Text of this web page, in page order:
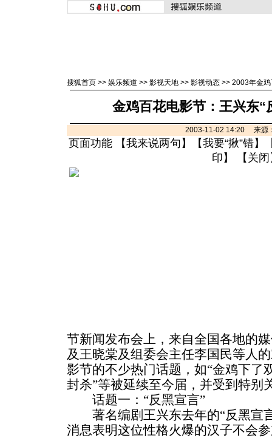
搜狐首页 >> 娱乐频道 >> 影视天地 >> 影视动态 >> 2003年金
金鸡百花电影节：王兴东“
2003-11-02 14:20 来源
页面功能 【我来说两句 】【我要“揪”错】
印 】 【 关闭
节新闻发布会上，来自全国各地的
及王晓棠及组委会主任李国民等人
影节的不少热门话题，如“金鸡下了
封杀”等被延续至今届，并受到特别
话题一：“反黑宣言”
著名编剧王兴东去年的“反黑宣
消息表明这位性格火爆的汉子不会